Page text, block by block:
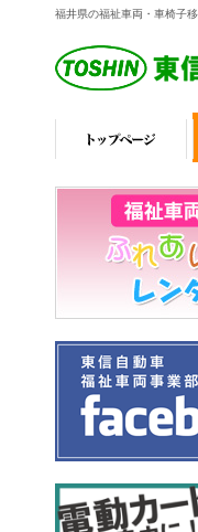
福井県の福祉車両・車椅子